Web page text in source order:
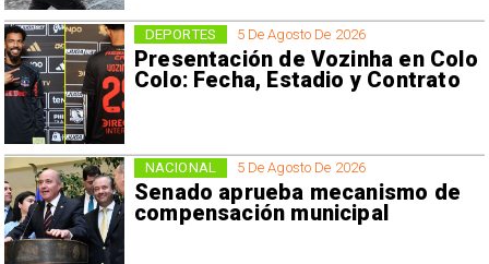
5 De Agosto De 2026
Presentación de Vozinha en Colo
Colo: Fecha, Estadio y Contrato
DEPORTES
5 De Agosto De 2026
Senado aprueba mecanismo de
compensación municipal
NACIONAL